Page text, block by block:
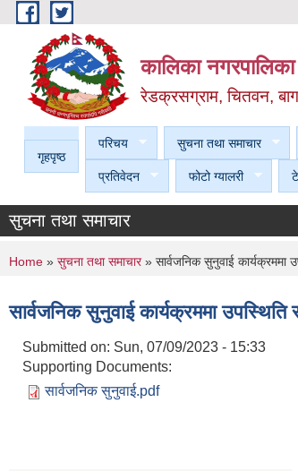
Skip to main content
कालिका नगरपालिका
रेडक्रसग्राम, चितवन,
गृहपृष्ठ
परिचय सुचना तथा समाचार
प्रतिवेदन फोटो ग्यालरी
सुचना तथा समाचार
You are here
Home » सुचना तथा समाचार» सार्वजनिक सुनुवाई कार्यक्रममा
सार्वजनिक सुनुवाई कार्यक्रममा उपस्थिति
Submitted on: Sun, 07/09/2023 - 15:33
Supporting Documents:
सार्वजनिक सुनुवाई.pdf